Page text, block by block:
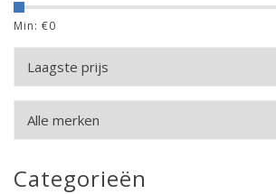
Min: €0
Categorieën